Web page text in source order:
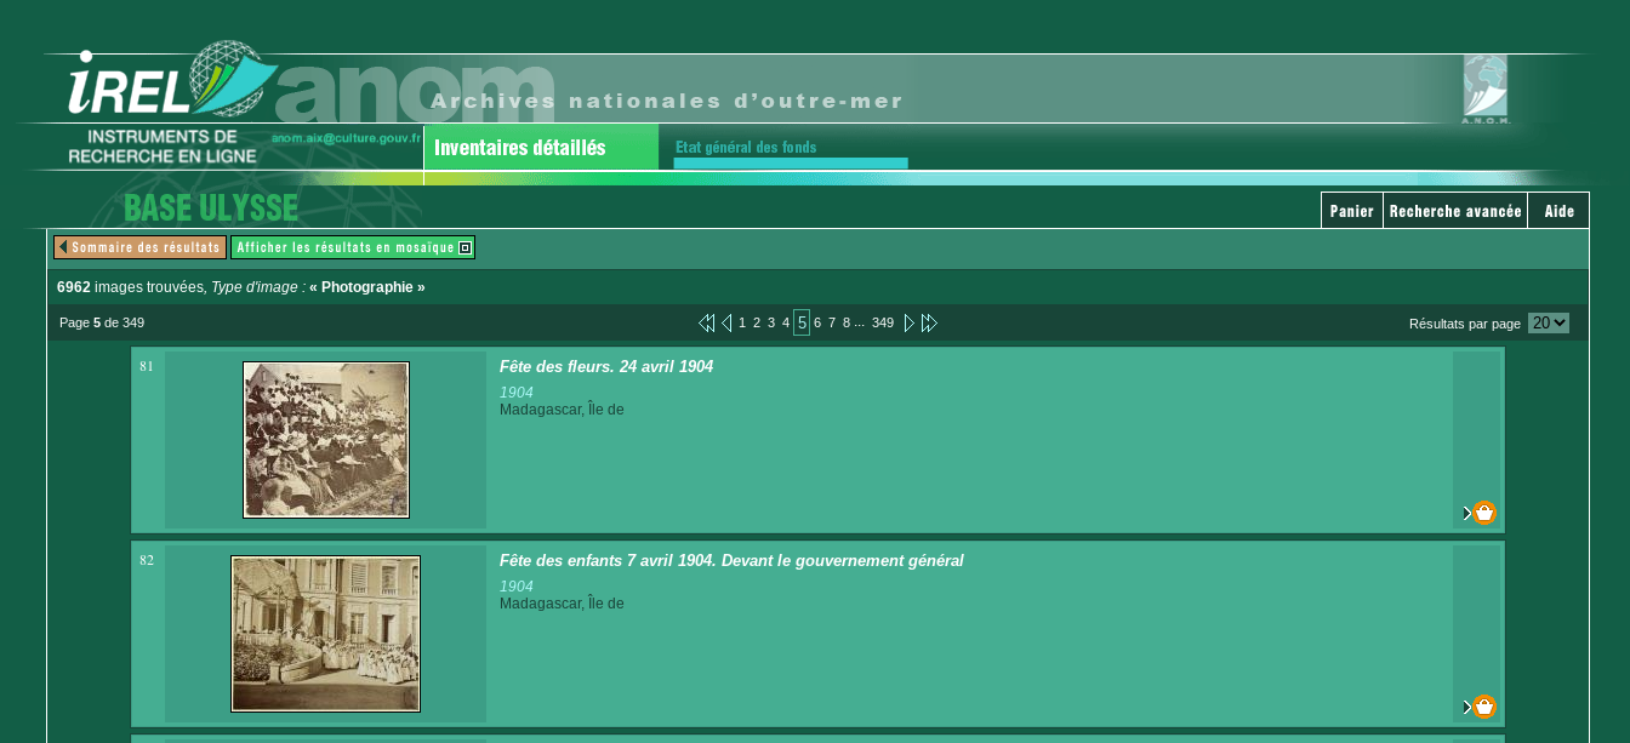
6962 images trouvées, Type d'image : « Photographie »
Page 5 de 349 1 2 3 4 5 6 7 8 ... 349 Résultats par page
81 Fête des fleurs. 24 avril 1904
1904
Madagascar, Île de
82 Fête des enfants 7 avril 1904. Devant le gouvernement général
1904
Madagascar, Île de